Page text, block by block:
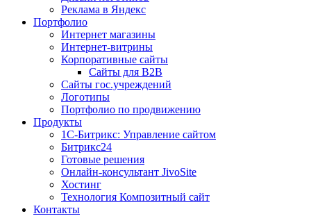
Реклама в Яндекс
Портфолио
Интернет магазины
Интернет-витрины
Корпоративные сайты
Сайты для B2B
Сайты гос.учреждений
Логотипы
Портфолио по продвижению
Продукты
1С-Битрикс: Управление сайтом
Битрикс24
Готовые решения
Онлайн-консультант JivoSite
Хостинг
Технология Композитный сайт
Контакты